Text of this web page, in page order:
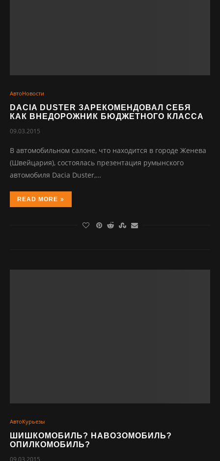
АвтоНовости
DACIA DUSTER ЗАРЕКОМЕНДОВАЛ СЕБЯ
КАК ВНЕДОРОЖНИК БЮДЖЕТНОГО КЛАССА
09.03.2015
В автомобильном салоне, что находится в городе Женева
(Швейцария), состоялась презентация румынского
автомобиля Dacia Duster,…
READ MORE
АвтоКурьезы
ШИШКОМОБИЛЬ? НАВОЗОМОБИЛЬ?
ОПИЛКОМОБИЛЬ?
09.03.2015